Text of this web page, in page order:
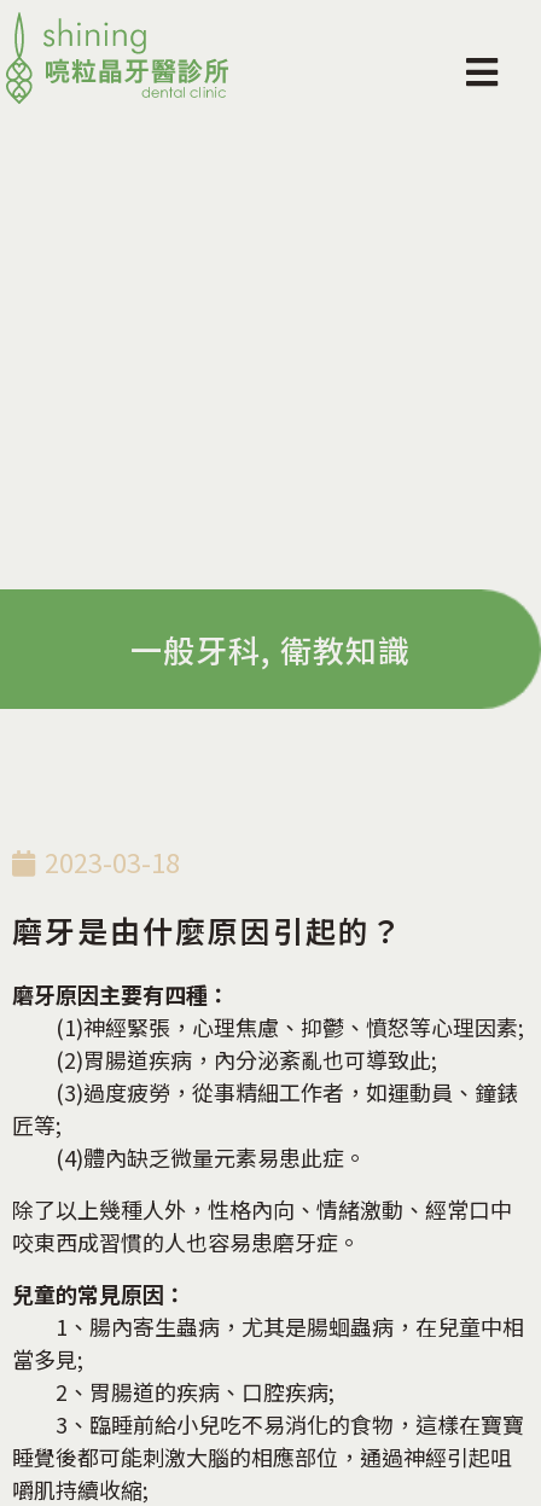
一般牙科, 衛教知識
2023-03-18
磨牙是由什麼原因引起的？
磨牙原因主要有四種：
(1)神經緊張，心理焦慮、抑鬱、憤怒等心理因素;
(2)胃腸道疾病，內分泌紊亂也可導致此;
(3)過度疲勞，從事精細工作者，如運動員、鐘錶
匠等;
(4)體內缺乏微量元素易患此症。
除了以上幾種人外，性格內向、情緒激動、經常口中
咬東西成習慣的人也容易患磨牙症。
兒童的常見原因：
1、腸內寄生蟲病，尤其是腸蛔蟲病，在兒童中相
當多見;
2、胃腸道的疾病、口腔疾病;
3、臨睡前給小兒吃不易消化的食物，這樣在寶寶
睡覺後都可能刺激大腦的相應部位，通過神經引起咀
嚼肌持續收縮;